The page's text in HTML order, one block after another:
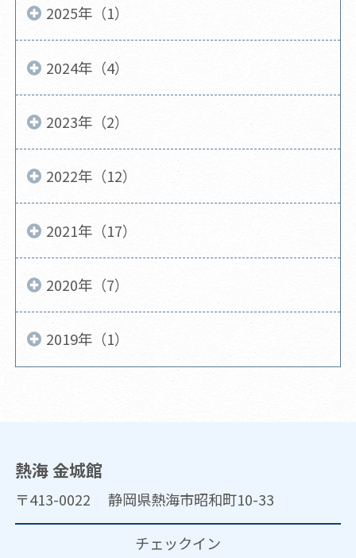
2025年（1）
2024年（4）
2023年（2）
2022年（12）
2021年（17）
2020年（7）
2019年（1）
熱海 金城館
〒413-0022 静岡県熱海市昭和町10-33
チェックイン